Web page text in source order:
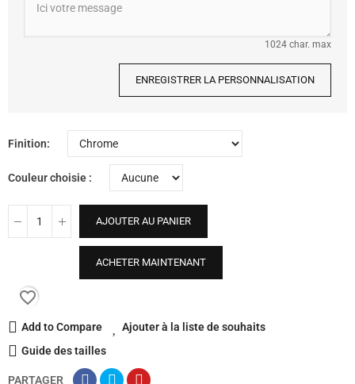
1024 char. max
ENREGISTRER LA PERSONNALISATION
Finition
Couleur choisie
AJOUTER AU PANIER
ACHETER MAINTENANT
favorite_border
Add to Compare
Ajouter à la liste de souhaits
Guide des tailles
PARTAGER